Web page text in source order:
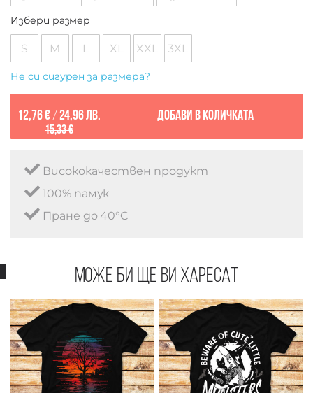
Избери размер
S M L XL XXL 3XL
Не си сигурен за размера?
12,76 €/ 24,96 лв.
15,33 €
Добави в количката
Висококачествен продукт
100% памук
Пране до 40°C
Може би ще ви харесат